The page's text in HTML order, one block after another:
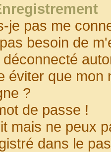
je pas me
besoin de
éviter que
?
de passe !
mais ne peux
dans le